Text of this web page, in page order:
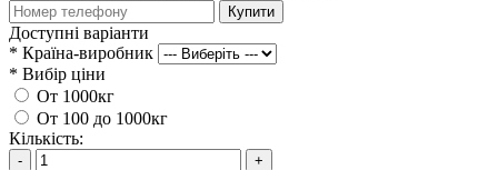
Купити
Доступні варіанти
* Країна-виробник
* Вибір ціни
От 1000кг
От 100 до 1000кг
Кількість:
-
+